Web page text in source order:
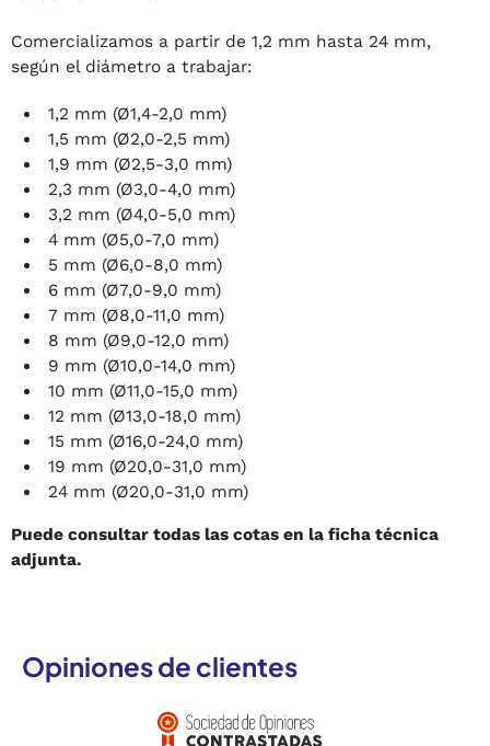
Comercializamos a partir de 1,2 mm hasta 24 mm,
según el diámetro a trabajar:
1,2 mm (Ø1,4-2,0 mm)
1,5 mm (Ø2,0-2,5 mm)
1,9 mm (Ø2,5-3,0 mm)
2,3 mm (Ø3,0-4,0 mm)
3,2 mm (Ø4,0-5,0 mm)
4 mm (Ø5,0-7,0 mm)
5 mm (Ø6,0-8,0 mm)
6 mm (Ø7,0-9,0 mm)
7 mm (Ø8,0-11,0 mm)
8 mm (Ø9,0-12,0 mm)
9 mm (Ø10,0-14,0 mm)
10 mm (Ø11,0-15,0 mm)
12 mm (Ø13,0-18,0 mm)
15 mm (Ø16,0-24,0 mm)
19 mm (Ø20,0-31,0 mm)
24 mm (Ø20,0-31,0 mm)
Puede consultar todas las cotas en la ficha técnica
adjunta.
Opiniones de clientes